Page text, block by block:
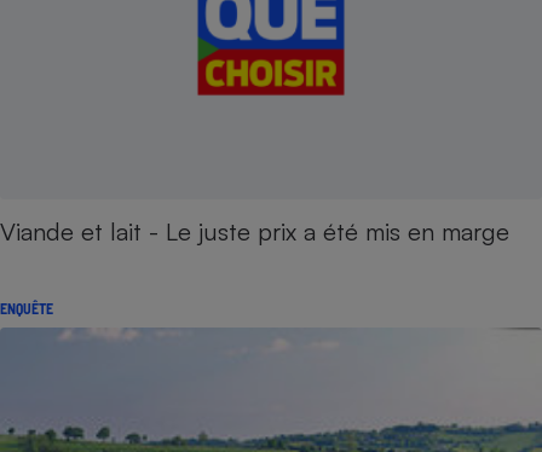
Viande et lait - Le juste prix a été mis en marge
ENQUÊTE